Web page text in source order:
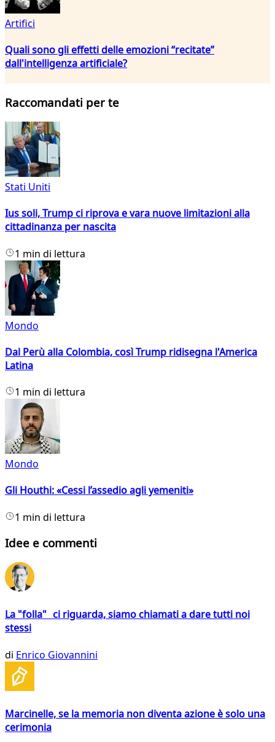
Artifici
Quali sono gli effetti delle emozioni “recitate”
dall'intelligenza artificiale?
Raccomandati per te
Stati Uniti
Ius soli, Trump ci riprova e vara nuove limitazioni alla
cittadinanza per nascita
1 min di lettura
Mondo
Dal Perù alla Colombia, così Trump ridisegna l'America
Latina
1 min di lettura
Mondo
Gli Houthi: «Cessi l’assedio agli yemeniti»
1 min di lettura
Idee e commenti
La "folla" ci riguarda, siamo chiamati a dare tutti noi
stessi
di Enrico Giovannini
Marcinelle, se la memoria non diventa azione è solo una
cerimonia